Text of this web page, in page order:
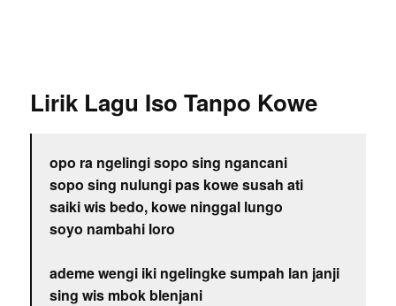
Lirik Lagu Iso Tanpo Kowe
opo ra ngelingi sopo sing ngancani
sopo sing nulungi pas kowe susah ati
saiki wis bedo, kowe ninggal lungo
soyo nambahi loro
ademe wengi iki ngelingke sumpah lan janji
sing wis mbok blenjani